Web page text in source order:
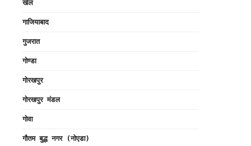
खेल
गाजियाबाद
गुजरात
गोण्डा
गोरखपुर
गोरखपुर मंडल
गोवा
गौतम बुद्ध नगर (नोएडा)